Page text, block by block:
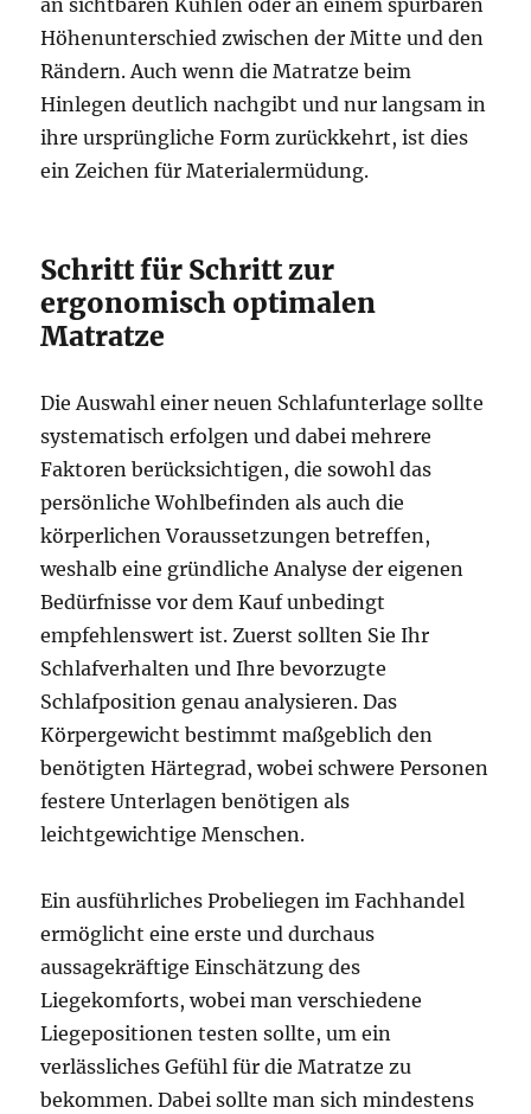
an sichtbaren Kuhlen oder an einem spürbaren
Höhenunterschied zwischen der Mitte und den
Rändern. Auch wenn die Matratze beim
Hinlegen deutlich nachgibt und nur langsam in
ihre ursprüngliche Form zurückkehrt, ist dies
ein Zeichen für Materialermüdung.
Schritt für Schritt zur
ergonomisch optimalen
Matratze
Die Auswahl einer neuen Schlafunterlage sollte
systematisch erfolgen und dabei mehrere
Faktoren berücksichtigen, die sowohl das
persönliche Wohlbefinden als auch die
körperlichen Voraussetzungen betreffen,
weshalb eine gründliche Analyse der eigenen
Bedürfnisse vor dem Kauf unbedingt
empfehlenswert ist. Zuerst sollten Sie Ihr
Schlafverhalten und Ihre bevorzugte
Schlafposition genau analysieren. Das
Körpergewicht bestimmt maßgeblich den
benötigten Härtegrad, wobei schwere Personen
festere Unterlagen benötigen als
leichtgewichtige Menschen.
Ein ausführliches Probeliegen im Fachhandel
ermöglicht eine erste und durchaus
aussagekräftige Einschätzung des
Liegekomforts, wobei man verschiedene
Liegepositionen testen sollte, um ein
verlässliches Gefühl für die Matratze zu
bekommen. Dabei sollte man sich mindestens